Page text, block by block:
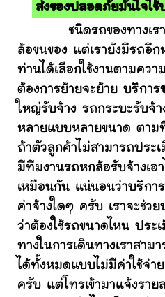
ส่งของปลอดภัยมั่นใจใช้
ชนิดรถของทางเราก็
ล้อขนของ แต่เรายังมีรถอี
ท่านได้เลือกใช้งานตามคว
ต้องการย้ายจะย้าย บริการ
ใหญ่รับจ้าง รถกระบะรับจ้า
หลายแบบหลายขนาด ตาม
ถ้าตัวลูกค้าไม่สามารถประ
มีทีมงานรถหกล้อรับจ้างเอ
เหมือนกัน แน่นอนว่าบริกา
ค่าจ้างใดๆ ครับ เราจะช่ว
ว่าต้องใช้รถขนาดไหน ประ
ทางในการเดินทางเราสา
ได้ทั้งหมดแบบไม่มีค่าใช้จ่า
ครับ แต่โทรเข้ามาแจ้งราย